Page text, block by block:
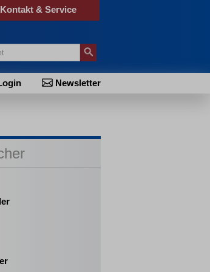
Kontakt & Service
Newsletter